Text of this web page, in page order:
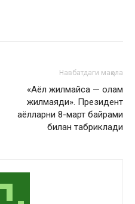
Навбатдаги мақола
«Аёл жилмайса — олам
жилмаяди». Президент
аёлларни 8-март байрами
билан табриклади